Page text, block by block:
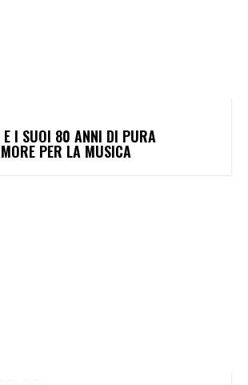
E I SUOI 80 ANNI DI PURA
PER LA MUSICA